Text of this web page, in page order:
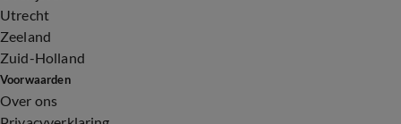
Utrecht
Zeeland
Zuid-Holland
Voorwaarden
Over ons